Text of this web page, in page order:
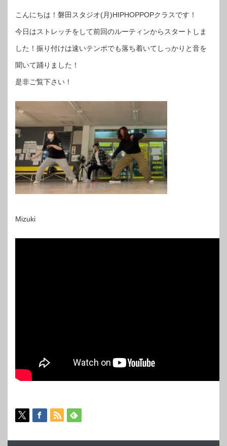
こんにちは！磐田スタジオ(月)HIPHOPPOPクラスです！
今日はストレッチをして前回のルーティンからスタートしま
した！振り付けは速いテンポでも落ち着いてしっかりと音を
聞いて踊りました！
是非ご覧下さい！
Mizuki